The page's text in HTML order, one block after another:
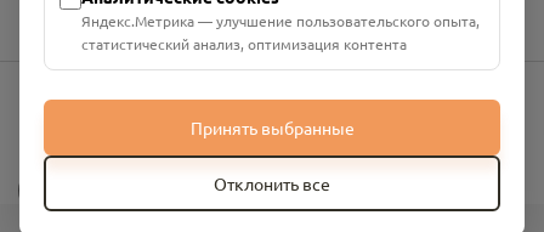
info@pomnim.online
Яндекс.Метрика — улучшение пользовательского опыта,
статистический анализ, оптимизация контента
Принять выбранные
Отклонить все